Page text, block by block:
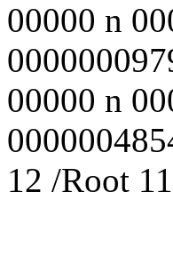
00000 n
00000 n
12 /Root